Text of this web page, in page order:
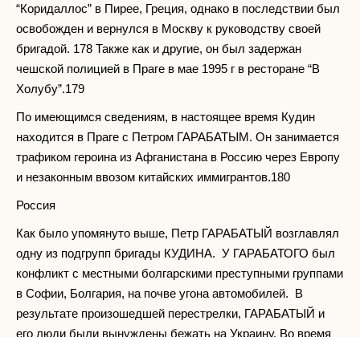
“Коридаллос” в Пирее, Греция, однако в последствии был
освобожден и вернулся в Москву к руководству своей
бригадой. 178 Также как и другие, он был задержан
чешской полицией в Праге в мае 1995 г в ресторане “В
Холубу”.179
По имеющимся сведениям, в настоящее время Кудин
находится в Праге с Петром ГАРАБАТЫМ. Он занимается
трафиком героина из Афганистана в Россию через Европу
и незаконным ввозом китайских иммигрантов.180
Россия
Как было упомянуто выше, Петр ГАРАБАТЫЙ возглавлял
одну из подгрупп бригады КУДИНА. У ГАРАБАТОГО был
конфликт с местными болгарскими преступными группами
в Софии, Болгария, на почве угона автомобилей. В
результате произошедшей перестрелки, ГАРАБАТЫЙ и
его люди были вынуждены бежать на Украину. Во время